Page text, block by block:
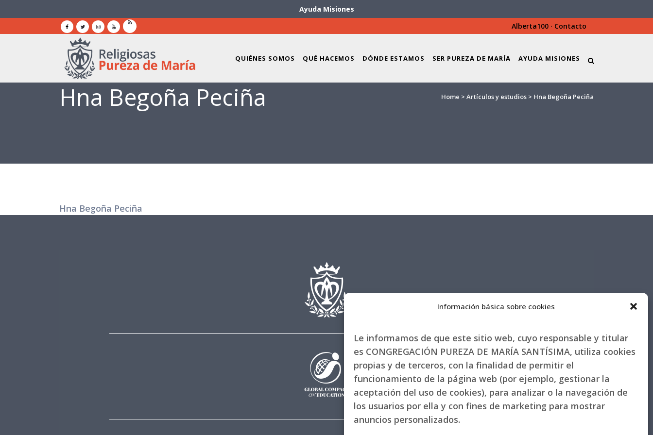
Información básica sobre cookies
Le informamos de que este sitio web, cuyo responsable y titular
es CONGREGACIÓN PUREZA DE MARÍA SANTÍSIMA, utiliza cookies
propias y de terceros, con la finalidad de permitir el
funcionamiento de la página web (por ejemplo, gestionar la
aceptación del uso de cookies), para analizar o la navegación de
los usuarios por ella y con fines de marketing para mostrar
anuncios personalizados.
Ayuda Misiones
Alberta100 · Contacto
QUIÉNES SOMOS QUÉ HACEMOS DÓNDE ESTAMOS SER PUREZA DE MARÍA AYUDA MISIONES
Hna Begoña Peciña Home > Artículos y estudios > Hna Begoña Peciña
Hna Begoña Peciña